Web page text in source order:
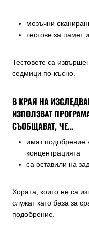
мозъчни
тестове за памет
Тестовете са
седмици по-късно.
В КРАЯ НА
ИЗПОЛЗВАТ
СЪОБЩАВАТ, ЧЕ…
имат подобрение
концентрацията
са оставили на
Хората, които не са
служат като база за
подобрение.